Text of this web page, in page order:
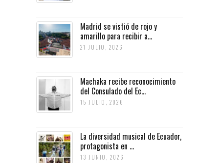
Madrid se vistió de rojo y
amarillo para recibir a...
21 JULIO, 2026
Machaka recibe reconocimiento
del Consulado del Ec...
15 JULIO, 2026
La diversidad musical de Ecuador,
protagonista en ...
13 JUNIO, 2026